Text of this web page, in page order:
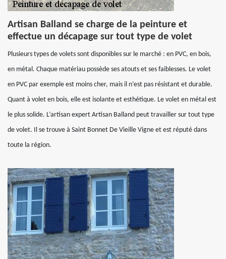
Artisan Balland se charge de la peinture et
effectue un décapage sur tout type de volet
Plusieurs types de volets sont disponibles sur le marché : en PVC, en bois,
en métal. Chaque matériau possède ses atouts et ses faiblesses. Le volet
en PVC par exemple est moins cher, mais il n’est pas résistant et durable.
Quant à volet en bois, elle est isolante et esthétique. Le volet en métal est
le plus solide. L’artisan expert Artisan Balland peut travailler sur tout type
de volet. Il se trouve à Saint Bonnet De Vieille Vigne et est réputé dans
toute la région.